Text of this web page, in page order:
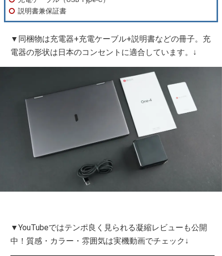
説明書兼保証書
▼同梱物は充電器+充電ケーブル+説明書などの冊子。充
電器の形状は日本のコンセントに適合しています。↓
▼YouTubeではテンポ良く見られる凝縮レビューも公開
中！質感・カラー・雰囲気は実機動画でチェック↓